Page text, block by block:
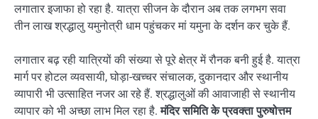
लगातार इजाफा हो रहा है. यात्रा सीजन के दौरान अब तक लगभग सवा
तीन लाख श्रद्धालु यमुनोत्री धाम पहुंचकर मां यमुना के दर्शन कर चुके हैं.
लगातार बढ़ रही यात्रियों की संख्या से पूरे क्षेत्र में रौनक बनी हुई है. यात्रा
मार्ग पर होटल व्यवसायी, घोड़ा-खच्चर संचालक, दुकानदार और स्थानीय
व्यापारी भी उत्साहित नजर आ रहे हैं. श्रद्धालुओं की आवाजाही से स्थानीय
व्यापार को भी अच्छा लाभ मिल रहा है.मंदिर समिति के प्रवक्ता पुरुषोत्तम